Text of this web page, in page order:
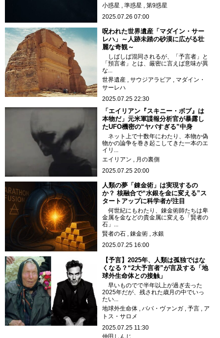
小惑星
準惑星
第9惑星
2025.07.26 07:00
呪われた世界遺産「マダイン・サー
レハ」～人跡未踏の砂漠に広がる壮
麗な奇観～
しばしば混同されるが、「予言者」と
「預言者」とは、厳密に言えば意味が異
な...
世界遺産
サウジアラビア
マダイン・
サーレハ
2025.07.25 22:30
「エイリアン『スキニー・ボブ』は
本物だ」元米軍諜報分析官が暴露し
たUFO機密の“ヤバすぎる”中身
ネット上で十数年にわたり、本物か偽
物かの論争を巻き起こしてきた一本のエ
イリ...
エイリアン
月の裏側
2025.07.25 20:00
人類の夢「錬金術」は実現するの
か？ 核融合で“水銀を金に変える”ス
タートアップに科学者が注目
何世紀にもわたり、錬金術師たちは卑
金属を金などの貴金属に変える「賢者の
石」...
賢者の石
錬金術
水銀
2025.07.25 16:00
【予言】2025年、人類は孤独ではな
くなる？“2大予言者”が言及する「地
球外生命体との接触」
早いものでで半年以上が過ぎ去った
2025年だが、残された歳月の中でいっ
たい...
地球外生命体
ババ・ヴァンガ 予言
ア
トス・サロメ
2025.07.25 11:30
仲田しんじ